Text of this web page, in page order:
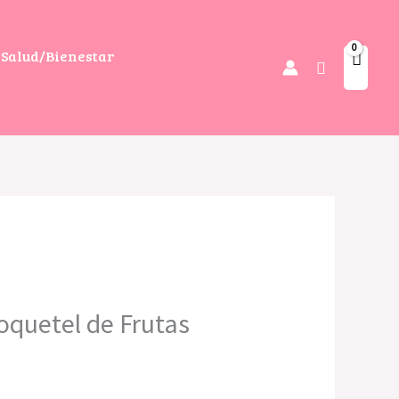
Salud/Bienestar
Buscar
de Frutas